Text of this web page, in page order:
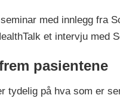
med innlegg fra
et intervju med
pasientene
tydelig på hva som er